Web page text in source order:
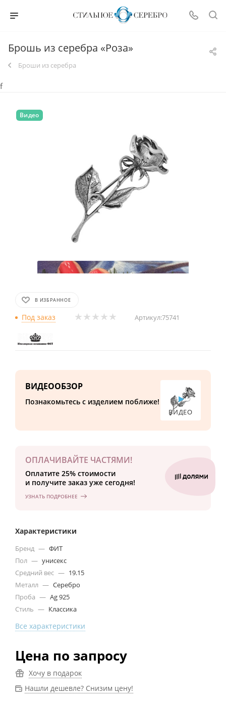
Брошь из серебра «Роза»
Броши из серебра
f
Видео
В ИЗБРАННОЕ
Под заказ Артикул:75741
ВИДЕООБЗОР
Познакомьтесь с изделием поближе!
ВИДЕО
ОПЛАЧИВАЙТЕ ЧАСТЯМИ!
Оплатите 25% стоимости
и получите заказ уже сегодня!
УЗНАТЬ ПОДРОБНЕЕ
Характеристики
Бренд — ФИТ
Пол — унисекс
Средний вес — 19.15
Металл — Серебро
Проба — Ag 925
Стиль — Классика
Все характеристики
Цена по запросу
Хочу в подарок
Нашли дешевле? Снизим цену!